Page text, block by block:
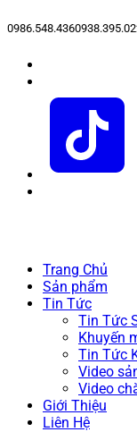
0986.548.436
Trang Chủ
Sản phẩm
Tin Tức
Tin Tức
Khuyến
Tin Tức
Video
Video
Giới Thiệu
Liên Hệ